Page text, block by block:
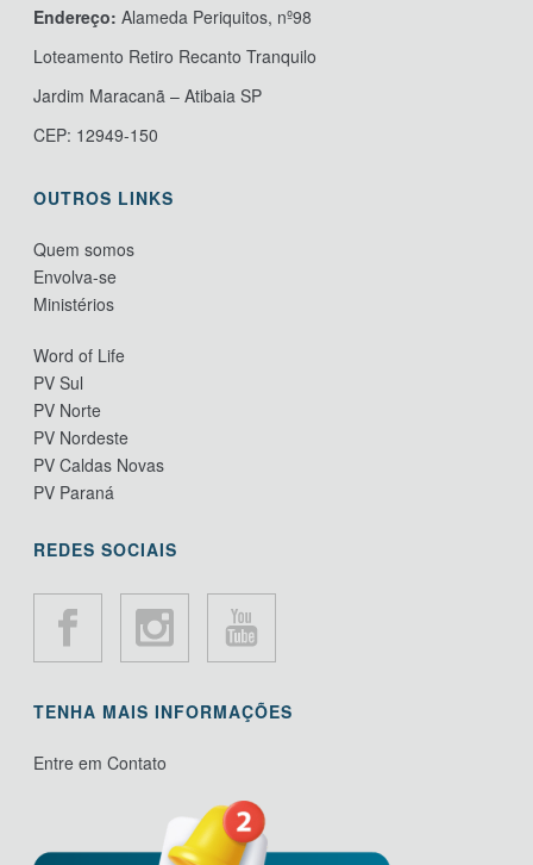
Endereço:Alameda Periquitos, nº98
Loteamento Retiro Recanto Tranquilo
Jardim Maracanã – Atibaia SP
CEP: 12949-150
OUTROS LINKS
Quem somos
Envolva-se
Ministérios
Word of Life
PV Sul
PV Norte
PV Nordeste
PV Caldas Novas
PV Paraná
REDES SOCIAIS
TENHA MAIS INFORMAÇÕES
Entre em Contato